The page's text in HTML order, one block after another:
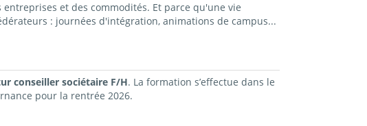
et des commodités. Et parce qu'une vie
: journées d'intégration, animations de campus...
conseiller sociétaire F/H. La formation s’effectue dans le
pour la rentrée 2026.